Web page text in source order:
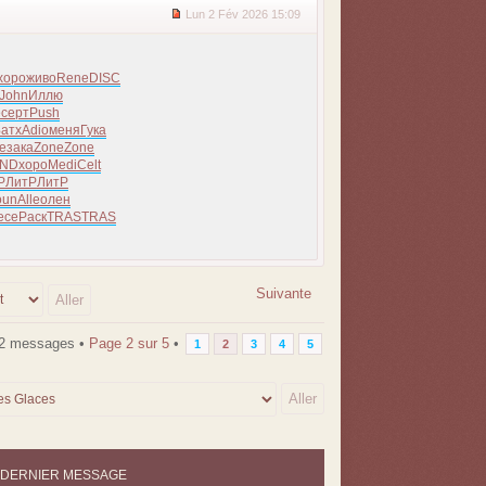
Lun 2 Fév 2026 15:09
живо Rene DISC
Иллю
сертPush
Adioменя Гука
закаZoneZone
хоро MediCelt
ЛитРЛитР
Alleолен
РаскTRASTRAS
Suivante
messages • Page 2sur 5• 1 2 3 4 5
DERNIER MESSAGE